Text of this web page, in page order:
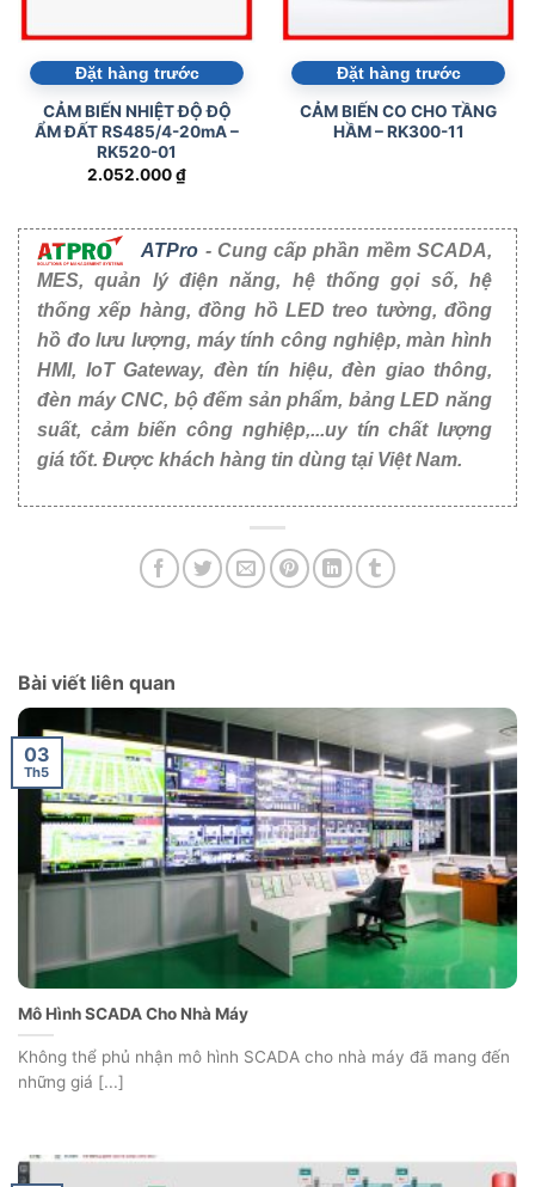
Đặt hàng trước
CẢM BIẾN NHIỆT ĐỘ ĐỘ
ẨM ĐẤT RS485/4-20mA –
RK520-01
2.052.000₫
Đặt hàng trước
CẢM BIẾN CO CHO TẦNG
HẦM – RK300-11
ATPro - Cung cấp phần mềm SCADA,
MES, quản lý điện năng, hệ thống gọi số, hệ
thống xếp hàng, đồng hồ LED treo tường, đồng
hồ đo lưu lượng, máy tính công nghiệp, màn hình
HMI, IoT Gateway, đèn tín hiệu, đèn giao thông,
đèn máy CNC, bộ đếm sản phẩm, bảng LED năng
suất, cảm biến công nghiệp,...uy tín chất lượng
giá tốt. Được khách hàng tin dùng tại Việt Nam.
Bài viết liên quan
Mô Hình SCADA Cho Nhà Máy
Không thể phủ nhận mô hình SCADA cho nhà máy đã mang đến
những giá [...]
03
Th5